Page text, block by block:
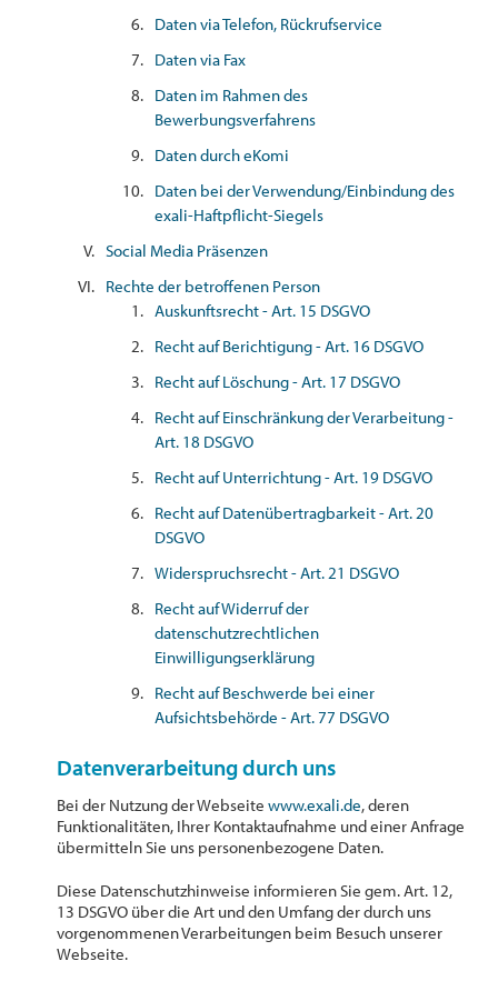
Daten via Telefon, Rückrufservice
Daten via Fax
Daten im Rahmen des
Bewerbungsverfahrens
Daten durch eKomi
Daten bei der Verwendung/Einbindung des
exali-Haftpflicht-Siegels
Social Media Präsenzen
Rechte der betroffenen Person
Auskunftsrecht - Art. 15 DSGVO
Recht auf Berichtigung - Art. 16 DSGVO
Recht auf Löschung - Art. 17 DSGVO
Recht auf Einschränkung der Verarbeitung -
Art. 18 DSGVO
Recht auf Unterrichtung - Art. 19 DSGVO
Recht auf Datenübertragbarkeit - Art. 20
DSGVO
Widerspruchsrecht - Art. 21 DSGVO
Recht auf Widerruf der
datenschutzrechtlichen
Einwilligungserklärung
Recht auf Beschwerde bei einer
Aufsichtsbehörde - Art. 77 DSGVO
Datenverarbeitung durch uns
Bei der Nutzung der Webseitewww.exali.de, deren
Funktionalitäten, Ihrer Kontaktaufnahme und einer Anfrage
übermitteln Sie uns personenbezogene Daten.
Diese Datenschutzhinweise informieren Sie gem. Art. 12,
13 DSGVO über die Art und den Umfang der durch uns
vorgenommenen Verarbeitungen beim Besuch unserer
Webseite.